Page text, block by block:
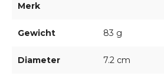
Merk
Gewicht 83 g
Diameter 7.2 cm